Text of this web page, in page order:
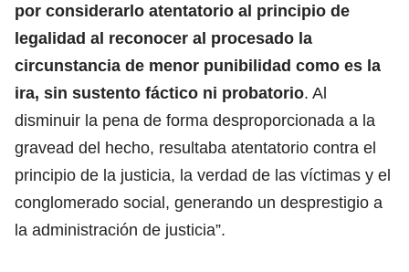
por considerarlo atentatorio al principio de
legalidad al reconocer al procesado la
circunstancia de menor punibilidad como es la
ira, sin sustento fáctico ni probatorio. Al
disminuir la pena de forma desproporcionada a la
gravead del hecho, resultaba atentatorio contra el
principio de la justicia, la verdad de las víctimas y el
conglomerado social, generando un desprestigio a
la administración de justicia”.